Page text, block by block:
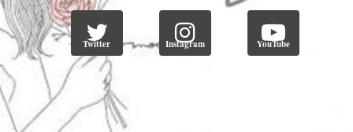
Twitter Instagram YouTube